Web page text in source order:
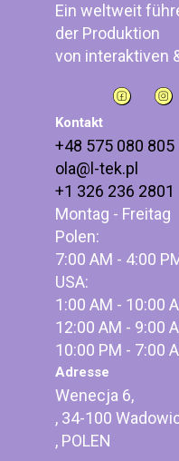
Ein weltweit
der Produktion
von interaktiven
Kontakt
+48 575 080 805
ola@l-tek.pl
+1 326 236 2801
Montag - Freitag
Polen:
7:00 AM - 4:00
USA:
1:00 AM - 10:00
12:00 AM - 9:00
10:00 PM - 7:00
Adresse
Wenecja 6,
, 34-100
, POLEN